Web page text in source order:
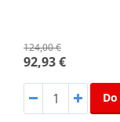
124,00 €
92,93 €